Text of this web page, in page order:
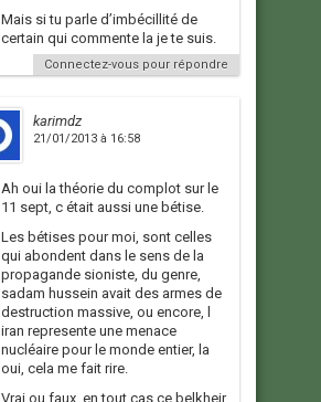
Mais si tu parle d’imbécillité de
certain qui commente la je te suis.
Connectez-vous pour répondre
karimdz
21/01/2013 à 16:58
Ah oui la théorie du complot sur le
11 sept, c était aussi une bétise.
Les bétises pour moi, sont celles
qui abondent dans le sens de la
propagande sioniste, du genre,
sadam hussein avait des armes de
destruction massive, ou encore, l
iran represente une menace
nucléaire pour le monde entier, la
oui, cela me fait rire.
Vrai ou faux, en tout cas ce belkheir,